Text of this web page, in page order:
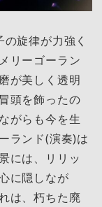
旋律が力強く
リーゴーラン
が美しく透明
頭を飾ったの
がらも今を生
ランド(演奏)は
には、リリッ
に隠しなが
は、朽ちた廃